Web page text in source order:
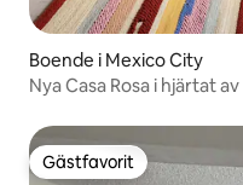
Boende i Mexico City
Nya Casa Rosa i hjärtat
Gästfavorit
Gästfavorit